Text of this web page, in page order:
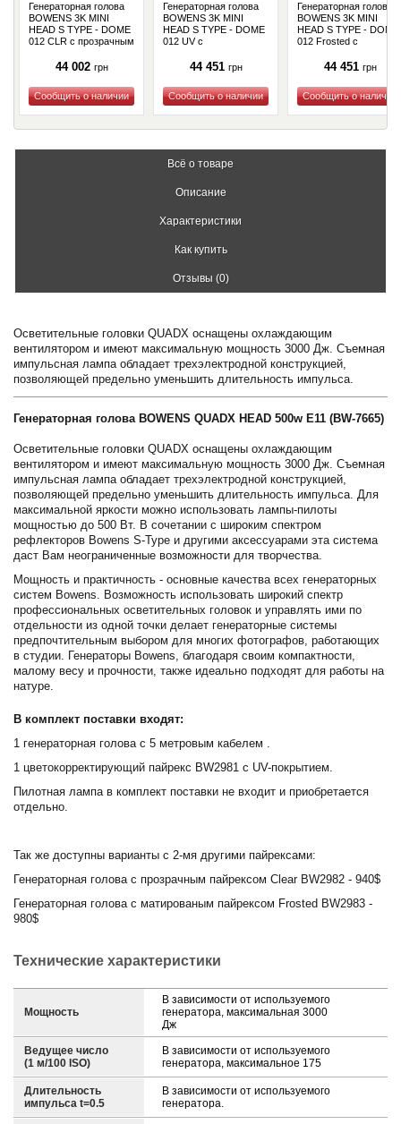
Генераторная голова
BOWENS 3K MINI
HEAD S TYPE - DOME
012 CLR с прозрачным
44 002 грн
Купить
Генераторная голова
BOWENS 3K MINI
HEAD S TYPE - DOME
012 UV с
пайрексом (BW-7652)
44 451 грн
Купить
Генераторная голова
BOWENS 3K MINI
HEAD S TYPE - DOME
012 Frosted с
пайрексом (BW-7647)
44 451 грн
Купить
Всё о товаре
Описание
Характеристики
Как купить
Отзывы (0)
Осветительные головки QUADX оснащены охлаждающим
вентилятором и имеют максимальную мощность 3000 Дж. Съемная
импульсная лампа обладает трехэлектродной конструкцией,
позволяющей предельно уменьшить длительность импульса.
Генераторная голова BOWENS QUADX HEAD 500w E11 (BW-7665)
Осветительные головки QUADX оснащены охлаждающим
вентилятором и имеют максимальную мощность 3000 Дж. Съемная
импульсная лампа обладает трехэлектродной конструкцией,
позволяющей предельно уменьшить длительность импульса. Для
максимальной яркости можно использовать лампы-пилоты
мощностью до 500 Вт. В сочетании с широким спектром
рефлекторов Bowens S-Type и другими аксессуарами эта система
даст Вам неограниченные возможности для творчества.
Мощность и практичность - основные качества всех генераторных
систем Bowens. Возможность использовать широкий спектр
профессиональных осветительных головок и управлять ими по
отдельности из одной точки делает генераторные системы
предпочтительным выбором для многих фотографов, работающих
в студии. Генераторы Bowens, благодаря своим компактности,
малому весу и прочности, также идеально подходят для работы на
натуре.
В комплект поставки входят:
1 генераторная голова с 5 метровым кабелем .
1 цветокорректирующий пайрекс BW2981 с UV-покрытием.
Пилотная лампа в комплект поставки не входит и приобретается
отдельно.
Так же доступны варианты с 2-мя другими пайрексами:
Генераторная голова с прозрачным пайрексом Clear BW2982 - 940$
Генераторная голова с матированым пайрексом Frosted BW2983 -
980$
Технические характеристики
Мощность
В зависимости от используемого
генератора, максимальная 3000
Дж
Ведущее число
(1 м/100 ISO)
В зависимости от используемого
генератора, максимальное 175
Длительность
импульса t=0.5
В зависимости от используемого
генератора.